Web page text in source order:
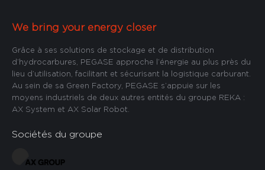
min (0)
We bring your energy closer
Grâce à ses solutions de stockage et de distribution
d’hydrocarbures, PEGASE approche l’énergie au plus près du
lieu d’utilisation, facilitant et sécurisant la logistique carburant.
Au sein de sa Green Factory, PEGASE s’appuie sur les
moyens industriels de deux autres entités du groupe REKA :
AX System et AX Solar Robot.
Sociétés du groupe